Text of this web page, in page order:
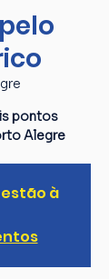
pontos
Alegre
à